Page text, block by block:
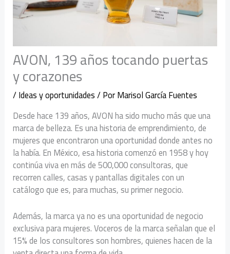
AVON, 139 años tocando puertas
y corazones
/Ideas y oportunidades/ PorMarisol García Fuentes
Desde hace 139 años, AVON ha sido mucho más que una
marca de belleza. Es una historia de emprendimiento, de
mujeres que encontraron una oportunidad donde antes no
la había. En México, esa historia comenzó en 1958 y hoy
continúa viva en más de 500,000 consultoras, que
recorren calles, casas y pantallas digitales con un
catálogo que es, para muchas, su primer negocio.
Además, la marca ya no es una oportunidad de negocio
exclusiva para mujeres. Voceros de la marca señalan que el
15% de los consultores son hombres, quienes hacen de la